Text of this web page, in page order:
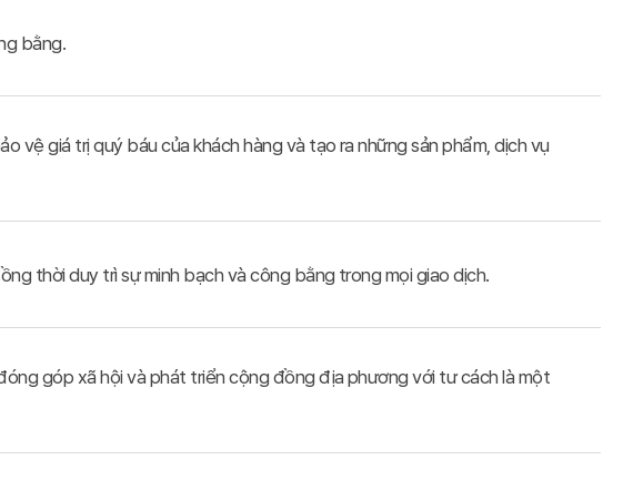
bằng.
vệ giá trị quý báu của khách hàng và tạo ra những sản phẩm, dịch vụ
thời duy trì sự minh bạch và công bằng trong mọi giao dịch.
góp xã hội và phát triển cộng đồng địa phương với tư cách là một